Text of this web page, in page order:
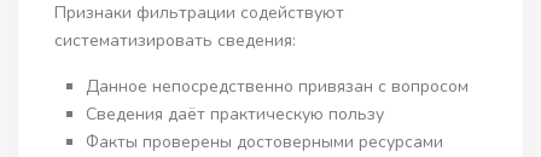
Признаки фильтрации содействуют
систематизировать сведения:
Данное непосредственно привязан с вопросом
Сведения даёт практическую пользу
Факты проверены достоверными ресурсами